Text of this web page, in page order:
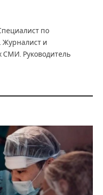
по
Журналист и
СМИ. Руководитель